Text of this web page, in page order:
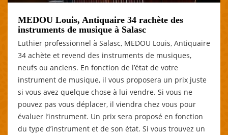
MEDOU Louis, Antiquaire 34 rachète des
instruments de musique à Salasc
Luthier professionnel à Salasc, MEDOU Louis, Antiquaire
34 achète et revend des instruments de musiques,
neufs ou anciens. En fonction de l’état de votre
instrument de musique, il vous proposera un prix juste
si vous avez quelque chose à lui vendre. Si vous ne
pouvez pas vous déplacer, il viendra chez vous pour
évaluer l’instrument. Un prix sera proposé en fonction
du type d’instrument et de son état. Si vous trouvez un